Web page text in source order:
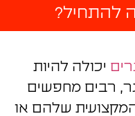
להתחיל?
יכולה להיות
רבים מחפשים
שלהם או